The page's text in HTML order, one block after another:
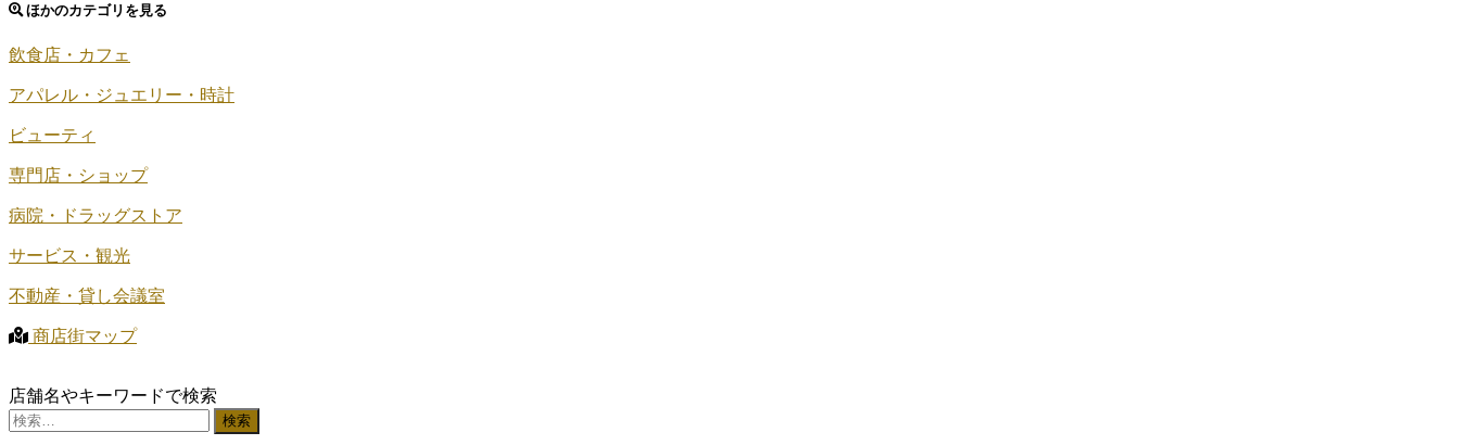
ほかのカテゴリを見る
飲食店・カフェ
アパレル・ジュエリー・時計
ビューティ
専門店・ショップ
病院・ドラッグストア
サービス・観光
不動産・貸し会議室
商店街マップ
店舗名やキーワードで検索
検